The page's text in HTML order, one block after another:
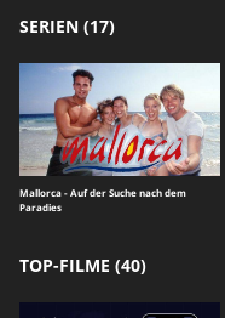
SERIEN (17)
Mallorca - Auf der Suche nach dem
Paradies
TOP-FILME (40)